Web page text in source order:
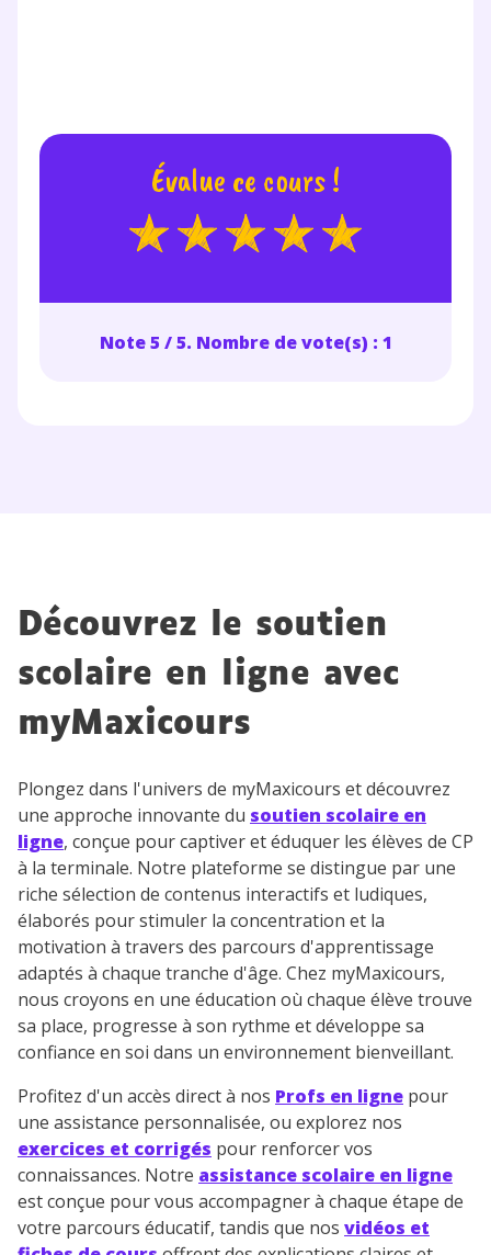
Évalue ce cours !
Note 5 / 5. Nombre de vote(s) : 1
Découvrez le soutien
scolaire en ligne avec
myMaxicours
Plongez dans l'univers de myMaxicours et découvrez
une approche innovante du soutien scolaire en
ligne, conçue pour captiver et éduquer les élèves de CP
à la terminale. Notre plateforme se distingue par une
riche sélection de contenus interactifs et ludiques,
élaborés pour stimuler la concentration et la
motivation à travers des parcours d'apprentissage
adaptés à chaque tranche d'âge. Chez myMaxicours,
nous croyons en une éducation où chaque élève trouve
sa place, progresse à son rythme et développe sa
confiance en soi dans un environnement bienveillant.
Profitez d'un accès direct à nos Profs en ligne pour
une assistance personnalisée, ou explorez nos
exercices et corrigés pour renforcer vos
connaissances. Notre assistance scolaire en ligne
est conçue pour vous accompagner à chaque étape de
votre parcours éducatif, tandis que nos vidéos et